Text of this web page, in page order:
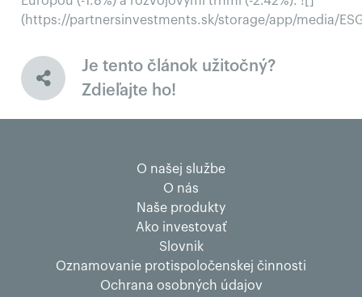
(https://partnersinvestments.sk/storage/app/media/
Je tento článok užitočný?
Zdieľajte ho!
O našej službe
O nás
Naše produkty
Ako investovať
Slovnik
Oznamovanie protispoločenskej činnosti
Ochrana osobných údajov